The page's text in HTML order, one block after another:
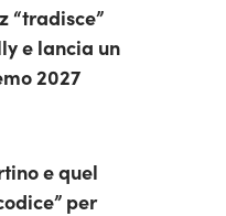
“tradisce”
e lancia un
2027
e quel
per